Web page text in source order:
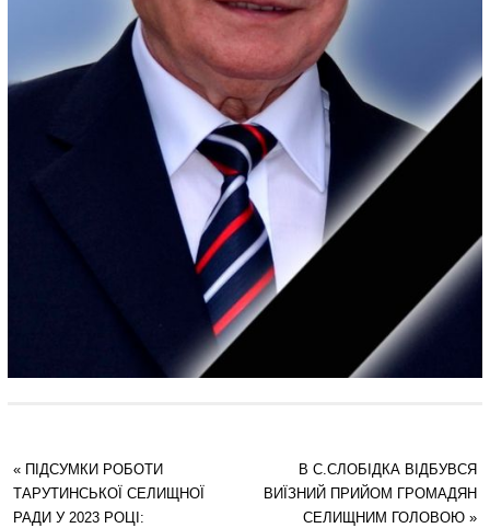
«ПІДСУМКИ РОБОТИ
ТАРУТИНСЬКОЇ СЕЛИЩНОЇ
РАДИ У 2023 РОЦІ:
В С.СЛОБІДКА ВІДБУВСЯ
ВИЇЗНИЙ ПРИЙОМ ГРОМАДЯН
СЕЛИЩНИМ ГОЛОВОЮ»